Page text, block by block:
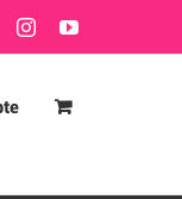
FacebookInstagramYouTube